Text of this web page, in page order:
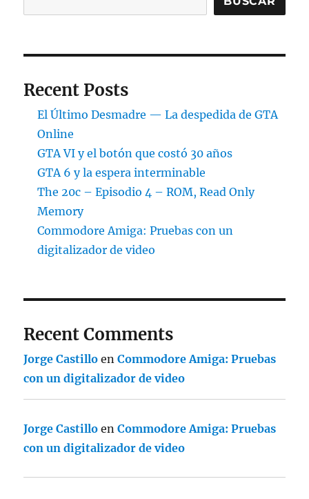
mi
Recent Posts
El Último Desmadre — La despedida de GTA
Online
GTA VI y el botón que costó 30 años
GTA 6 y la espera interminable
The 20c – Episodio 4 – ROM, Read Only
Memory
Commodore Amiga: Pruebas con un
digitalizador de video
Recent Comments
Jorge Castillo enCommodore Amiga: Pruebas
con un digitalizador de video
Jorge Castillo enCommodore Amiga: Pruebas
con un digitalizador de video